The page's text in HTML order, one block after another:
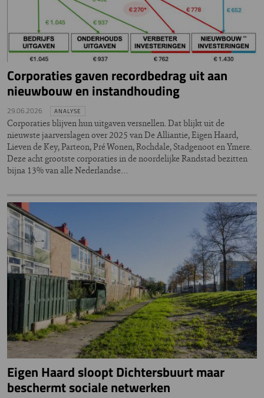
Corporaties gaven recordbedrag uit aan
nieuwbouw en instandhouding
29.06.2026 ANALYSE
Corporaties blijven hun uitgaven versnellen. Dat blijkt uit de
nieuwste jaarverslagen over 2025 van De Alliantie, Eigen Haard,
Lieven de Key, Parteon, Pré Wonen, Rochdale, Stadgenoot en Ymere.
Deze acht grootste corporaties in de noordelijke Randstad bezitten
bijna 13% van alle Nederlandse…
Eigen Haard sloopt Dichtersbuurt maar
beschermt sociale netwerken